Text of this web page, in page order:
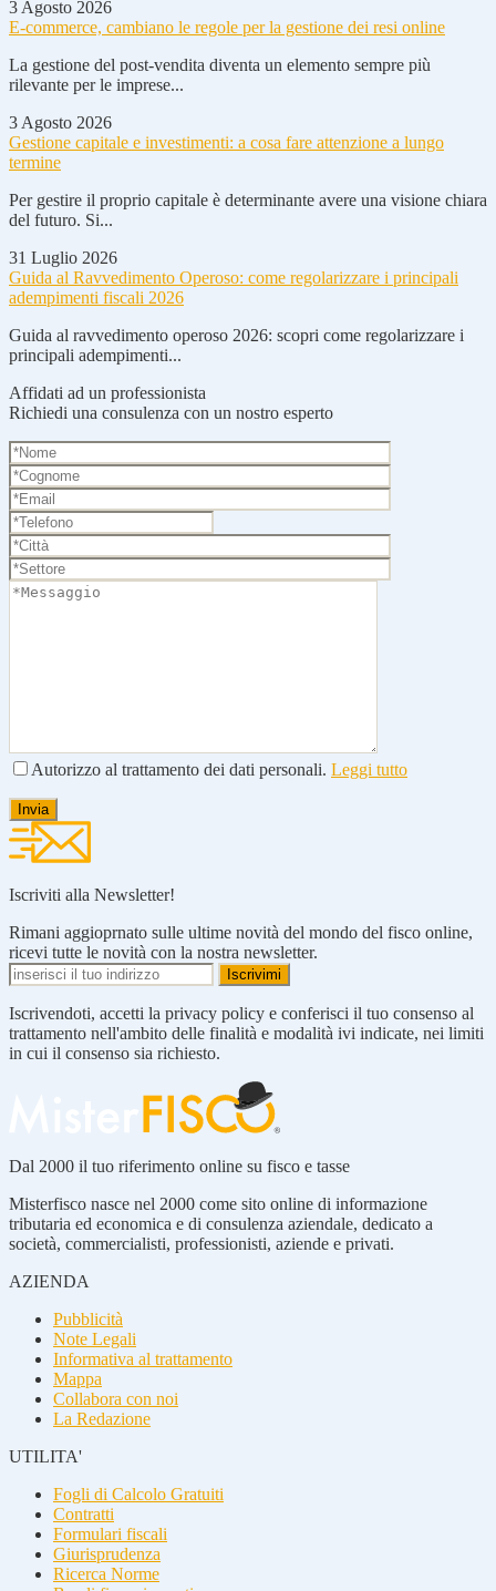
3 Agosto 2026
E-commerce, cambiano le regole per la gestione dei resi online
La gestione del post-vendita diventa un elemento sempre più
rilevante per le imprese...
3 Agosto 2026
Gestione capitale e investimenti: a cosa fare attenzione a lungo
termine
Per gestire il proprio capitale è determinante avere una visione chiara
del futuro. Si...
31 Luglio 2026
Guida al Ravvedimento Operoso: come regolarizzare i principali
adempimenti fiscali 2026
Guida al ravvedimento operoso 2026: scopri come regolarizzare i
principali adempimenti...
Affidati ad un professionista
Richiedi una consulenza con un nostro esperto
Autorizzo al trattamento dei dati personali. Leggi tutto
Iscriviti alla Newsletter!
Rimani aggioprnato sulle ultime novità del mondo del fisco online,
ricevi tutte le novità con la nostra newsletter.
Iscrivendoti, accetti la privacy policy e conferisci il tuo consenso al
trattamento nell'ambito delle finalità e modalità ivi indicate, nei limiti
in cui il consenso sia richiesto.
Dal 2000 il tuo riferimento online su fisco e tasse
Misterfisco nasce nel 2000 come sito online di informazione
tributaria ed economica e di consulenza aziendale, dedicato a
società, commercialisti, professionisti, aziende e privati.
AZIENDA
Pubblicità
Note Legali
Informativa al trattamento
Mappa
Collabora con noi
La Redazione
UTILITA'
Fogli di Calcolo Gratuiti
Contratti
Formulari fiscali
Giurisprudenza
Ricerca Norme